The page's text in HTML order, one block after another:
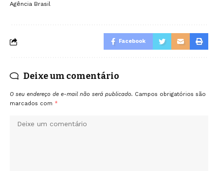
Agência Brasil
Facebook
Deixe um comentário
O seu endereço de e-mail não será publicado. Campos obrigatórios são
marcados com *